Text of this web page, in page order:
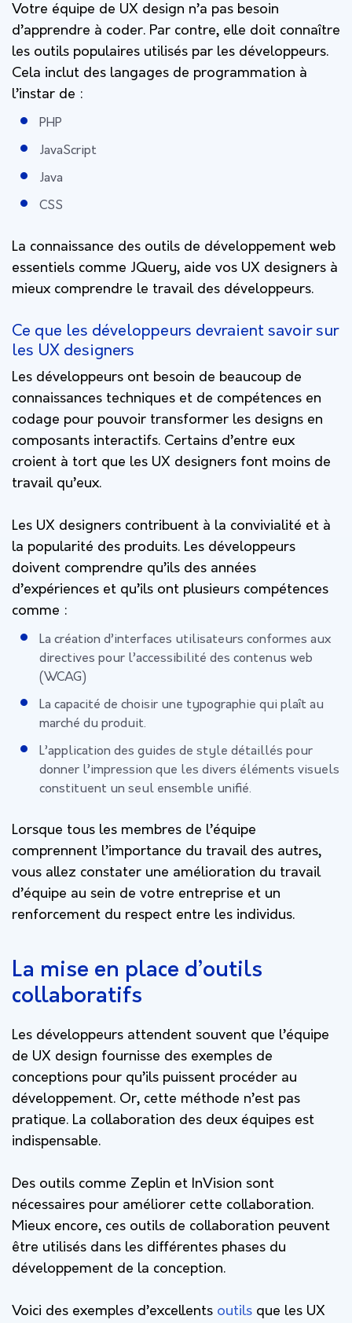
Votre équipe de UX design n’a pas besoin
d’apprendre à coder. Par contre, elle doit connaître
les outils populaires utilisés par les développeurs.
Cela inclut des langages de programmation à
l’instar de :
PHP
JavaScript
Java
CSS
La connaissance des outils de développement web
essentiels comme JQuery, aide vos UX designers à
mieux comprendre le travail des développeurs.
Ce que les développeurs devraient savoir sur
les UX designers
Les développeurs ont besoin de beaucoup de
connaissances techniques et de compétences en
codage pour pouvoir transformer les designs en
composants interactifs. Certains d’entre eux
croient à tort que les UX designers font moins de
travail qu’eux.
Les UX designers contribuent à la convivialité et à
la popularité des produits. Les développeurs
doivent comprendre qu’ils des années
d’expériences et qu’ils ont plusieurs compétences
comme :
La création d’interfaces utilisateurs conformes aux
directives pour l’accessibilité des contenus web
(WCAG)
La capacité de choisir une typographie qui plaît au
marché du produit.
L’application des guides de style détaillés pour
donner l’impression que les divers éléments visuels
constituent un seul ensemble unifié.
Lorsque tous les membres de l’équipe
comprennent l’importance du travail des autres,
vous allez constater une amélioration du travail
d’équipe au sein de votre entreprise et un
renforcement du respect entre les individus.
La mise en place d’outils
collaboratifs
Les développeurs attendent souvent que l’équipe
de UX design fournisse des exemples de
conceptions pour qu’ils puissent procéder au
développement. Or, cette méthode n’est pas
pratique. La collaboration des deux équipes est
indispensable.
Des outils comme Zeplin et InVision sont
nécessaires pour améliorer cette collaboration.
Mieux encore, ces outils de collaboration peuvent
être utilisés dans les différentes phases du
développement de la conception.
Voici des exemples d’excellents outils que les UX